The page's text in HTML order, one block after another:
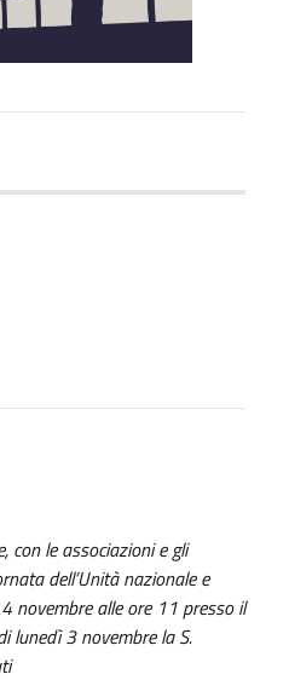
con le associazioni e gli
dell’Unità nazionale e
novembre alle ore 11 presso il
lunedì 3 novembre la S.